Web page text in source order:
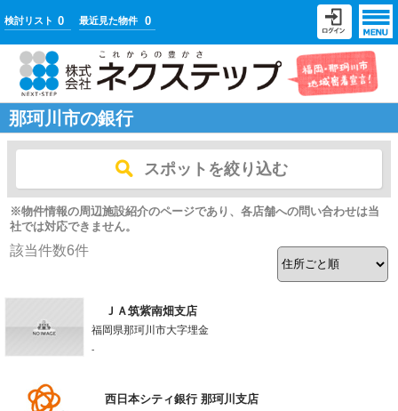
検討リスト 0 最近見た物件 0
那珂川市の銀行
スポットを絞り込む
※物件情報の周辺施設紹介のページであり、各店舗への問い合わせは当
社では対応できません。
該当件数6件
ＪＡ筑紫南畑支店
福岡県那珂川市大字埋金
-
西日本シティ銀行 那珂川支店